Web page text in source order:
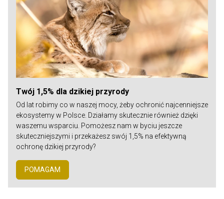
Twój 1,5% dla dzikiej przyrody
Od lat robimy co w naszej mocy, żeby ochronić najcenniejsze
ekosystemy w Polsce. Działamy skutecznie również dzięki
waszemu wsparciu. Pomożesz nam w byciu jeszcze
skuteczniejszymi i przekażesz swój 1,5% na efektywną
ochronę dzikiej przyrody?
POMAGAM